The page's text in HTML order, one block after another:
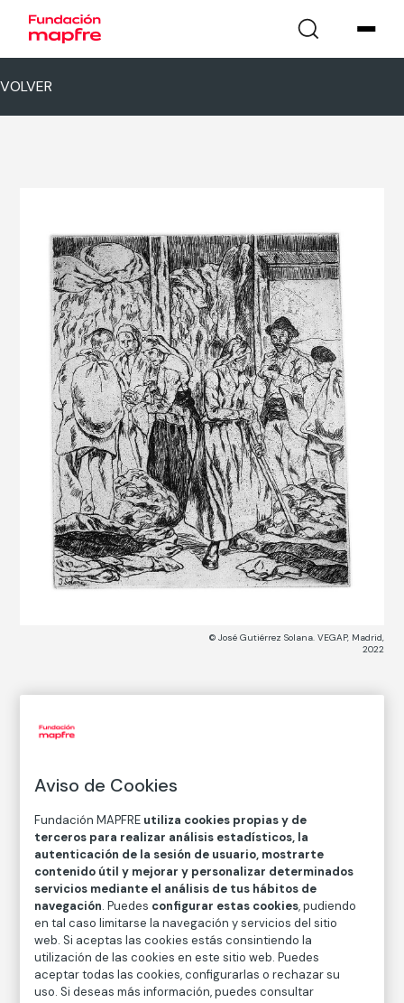
VOLVER
© José Gutiérrez Solana. VEGAP, Madrid,
2022
Traperos de “el Rastro”
José Gutiérrez Solana
Técnica
Aguafuerte sobre papel
Medidas
Medidas mancha: 26 × 21,5
Medidas con marco: 62 × 82 cm
Inventario
FM000465
Aviso de Cookies
Fundación MAPFRE utiliza cookies propias y de
terceros para realizar análisis estadísticos, la
autenticación de la sesión de usuario, mostrarte
contenido útil y mejorar y personalizar determinados
servicios mediante el análisis de tus hábitos de
navegación. Puedes configurar estas cookies, pudiendo
en tal caso limitarse la navegación y servicios del sitio
web. Si aceptas las cookies estás consintiendo la
utilización de las cookies en este sitio web. Puedes
aceptar todas las cookies, configurarlas o rechazar su
uso. Si deseas más información, puedes consultar